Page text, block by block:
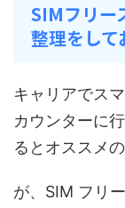
SIMフリー
整理をして
キャリアでス
カウンターに
るとオススメ
が、SIM フリ